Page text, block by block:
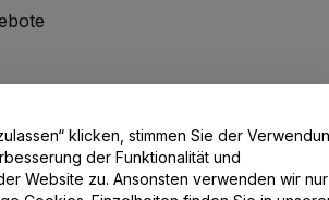
/ Kontakt
klicken, stimmen Sie der
der Funktionalität und
verwenden wir nur